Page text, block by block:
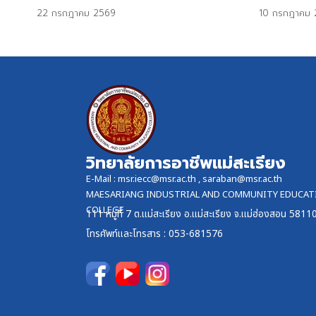
22 กรกฎาคม 2569 10 กรกฎาคม
วิทยาลัยการอาชีพแม่สะเรียง
E-Mail : msr.iecc@msr.ac.th ,saraban@msr.ac.th
MAESARIANG INDUSTRIAL AND COMMUNITY
COLLEGE
111 หมู่ที่ 7 ต.แม่สะเรียง อ.แม่สะเรียง จ.แม่ฮ่องสอน 58110
โทรศัพท์และโทรสาร : 053-681576